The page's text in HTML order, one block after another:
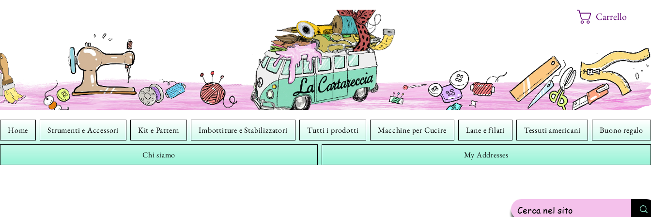
Carrello
Home Strumenti e Accessori Kit e Pattern Imbottiture e Stabilizzatori Tutti i prodotti Macchine per Cucire Lane e filati Tessuti americani Buono regalo
Chi siamo My Addresses